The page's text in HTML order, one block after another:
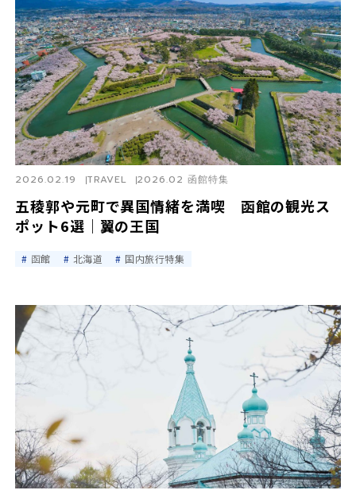
五稜郭や元町で異国情緒を満喫 函館の観光ス
ポット6選｜翼の王国
2026.02.19 TRAVEL 2026.02 函館特集
函館 北海道 国内旅行特集